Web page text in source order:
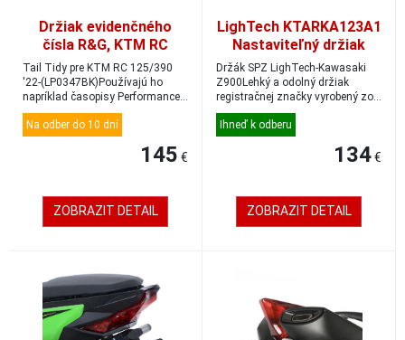
Držiak evidenčného
čísla R&G, KTM RC
125/390 '22-, čierny
Tail Tidy pre KTM RC 125/390
'22-(LP0347BK)Používajú ho
napríklad časopisy Performance
Bikes, Fa...
Na odber do 10 dní
145 €
ZOBRAZIT DETAIL
LighTech KTARKA123A1
Nastaviteľný držiak
evidenčného čísla
Kawasaki Z900
Držák SPZ LighTech-Kawasaki
Z900Lehký a odolný držiak
registračnej značky vyrobený zo
špeciálneho ko...
Ihneď k odberu
134€
ZOBRAZIT DETAIL